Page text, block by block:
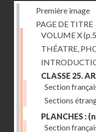
Première image
PAGE DE TITRE
VOLUME X
THÉATRE,
CLASSE 25.
Section
Sections
PLANCHES :
Section